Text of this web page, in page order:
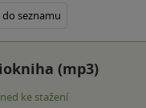
seznamu
(mp3)
ke stažení